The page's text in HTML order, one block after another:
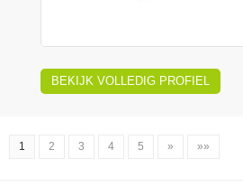
BEKIJK VOLLEDIG PROFIEL
1 2 3 4 5 » »»